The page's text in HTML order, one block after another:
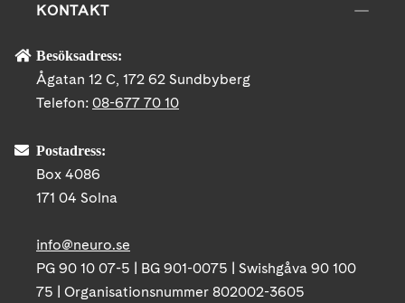
KONTAKT
Besöksadress:
Ågatan 12 C, 172 62 Sundbyberg
Telefon: 08-677 70 10
Postadress:
Box 4086
171 04 Solna
info@neuro.se
PG 90 10 07-5 | BG 901-0075 | Swishgåva 90 100
75 | Organisationsnummer 802002-3605